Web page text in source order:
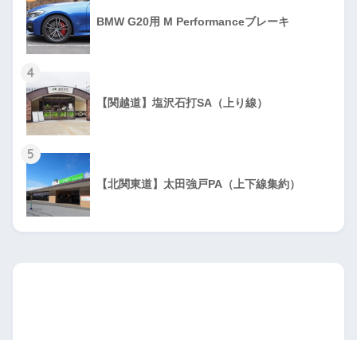
BMW G20用 M Performanceブレーキ
4
【関越道】塩沢石打SA（上り線）
5
【北関東道】太田強戸PA（上下線集約）